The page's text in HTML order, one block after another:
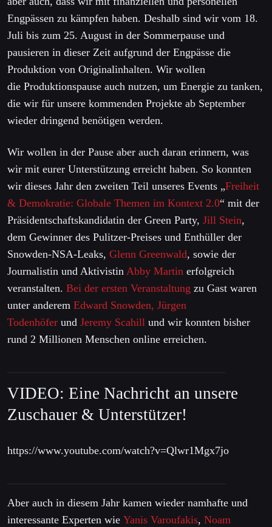
Engpässen zu kämpfen haben. Deshalb sind wir vom 18.
Juli bis zum 25. August in der Sommerpause und
pausieren in dieser Zeit aufgrund der Engpässe die
Produktion von Originalinhalten. Wir wollen
die Produktionspause auch nutzen, um Energie zu tanken,
die wir für unsere kommenden Projekte ab September
wieder dringend benötigen werden.
Wir wollen in der Pause aber auch daran erinnern, was
wir mit eurer Unterstützung erreicht haben. So konnten
wir dieses Jahr den zweiten Teil unseres Events „Freiheit
& Demokratie: Globale Themen im Kontext 2.0“ mit der
Präsidentschaftskandidatin der Green Party, Jill Stein,
dem Gewinner des Pulitzer-Preises und Enthüller der
Snowden-NSA-Leaks, Glenn Greenwald, sowie der
Journalistin und Aktivistin Abby Martin erfolgreich
veranstalten. Bei der ersten Veranstaltung zu Gast waren
unter anderem Edward Snowden, Jürgen
Todenhöfer und Jeremy Scahill und wir konnten bisher
rund 2 Millionen Menschen online erreichen.
VIDEO: Eine Nachricht an unsere
Zuschauer & Unterstützer!
https://www.youtube.com/watch?v=Qlwr1Mgx7jo
Aber auch in diesem Jahr kamen wieder namhafte und
interessante Experten wie Yanis Varoufakis, Noam